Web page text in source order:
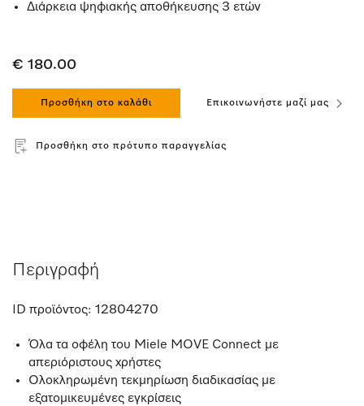
Διάρκεια ψηφιακής αποθήκευσης 3 ετών
€ 180.00
Προσθήκη στο καλάθι Επικοινωνήστε μαζί μας
Προσθήκη στο πρότυπο παραγγελίας
Περιγραφή
ID προϊόντος: 12804270
Όλα τα οφέλη του Miele MOVE Connect με
απεριόριστους χρήστες
Ολοκληρωμένη τεκμηρίωση διαδικασίας με
εξατομικευμένες εγκρίσεις